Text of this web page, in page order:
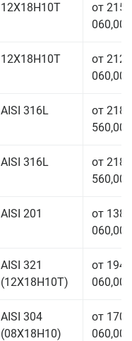
12Х18Н10Т
от 215
060,00
12Х18Н10Т
от 212
060,00
AISI 316L
от 218
560,00
AISI 316L
от 218
560,00
AISI 201
от 138
060,00
AISI 321
(12Х18Н10Т)
от 194
060,00
AISI 304
(08Х18Н10)
от 170
060,00